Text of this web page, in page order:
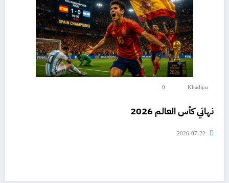
Khadijaa
0
نهائي كأس العالم 2026
2026-07-22